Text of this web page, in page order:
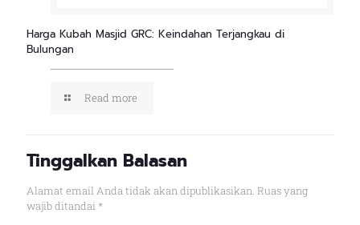
Harga Kubah Masjid GRC: Keindahan Terjangkau di
Bulungan
Read more
Tinggalkan Balasan
Alamat email Anda tidak akan dipublikasikan. Ruas yang
wajib ditandai *